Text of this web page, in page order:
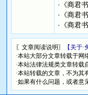
· 《商君
· 《商君
· 《商君
〖文章阅读说明〗
【关于
·本站大部分文章转载于
·本站法律法规类文章转
·本站转载的文章，不为
·如果有什么问题，或者意